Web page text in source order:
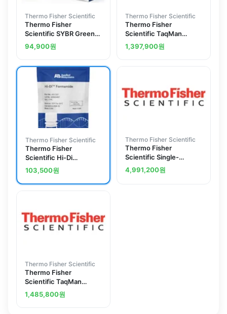
Thermo Fisher Scientific
Thermo Fisher
Scientific SYBR Green
PCR Master Mix, 1 x 5
94,900원
Thermo Fisher Scientific
Thermo Fisher
Scientific TaqMan
RNase P Instrument
Verification Plate, 96-
1,397,900원
Thermo Fisher Scientific
Thermo Fisher
Scientific Hi-Di
Formamide, 25 mL
103,500원
Thermo Fisher Scientific
Thermo Fisher
Scientific Single-
Channel 60-well
Temperature
4,991,200원
Thermo Fisher Scientific
Thermo Fisher
Scientific TaqMan
Ribosomal RNA Control
Reagents
1,485,800원